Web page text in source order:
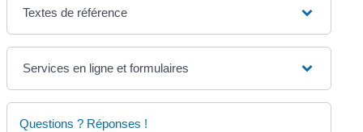
Textes de référence
Services en ligne et formulaires
Questions ? Réponses !